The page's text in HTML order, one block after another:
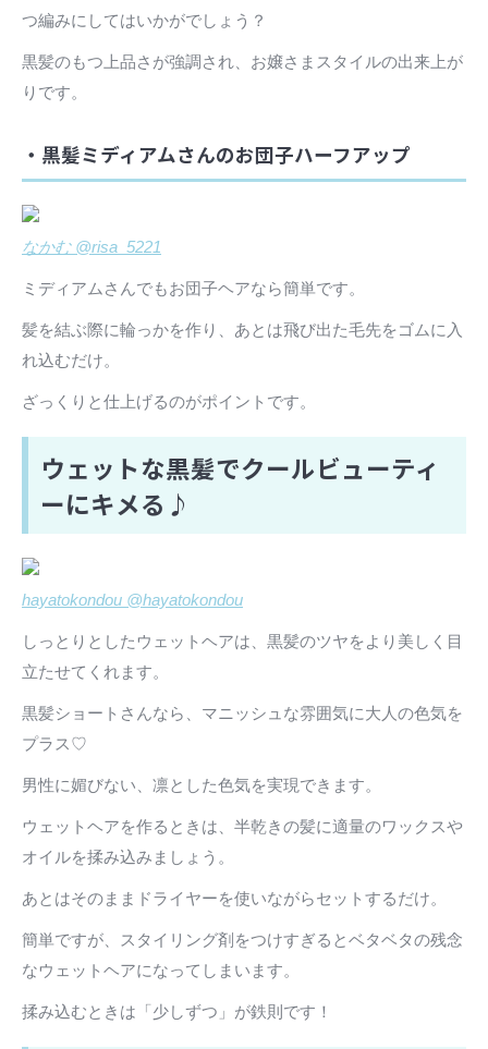
つ編みにしてはいかがでしょう？
黒髪のもつ上品さが強調され、お嬢さまスタイルの出来上が
りです。
・黒髪ミディアムさんのお団子ハーフアップ
なかむ @risa_5221
ミディアムさんでもお団子ヘアなら簡単です。
髪を結ぶ際に輪っかを作り、あとは飛び出た毛先をゴムに入
れ込むだけ。
ざっくりと仕上げるのがポイントです。
ウェットな黒髪でクールビューティ
ーにキメる♪
hayatokondou @hayatokondou
しっとりとしたウェットヘアは、黒髪のツヤをより美しく目
立たせてくれます。
黒髪ショートさんなら、マニッシュな雰囲気に大人の色気を
プラス♡
男性に媚びない、凛とした色気を実現できます。
ウェットヘアを作るときは、半乾きの髪に適量のワックスや
オイルを揉み込みましょう。
あとはそのままドライヤーを使いながらセットするだけ。
簡単ですが、スタイリング剤をつけすぎるとベタベタの残念
なウェットヘアになってしまいます。
揉み込むときは「少しずつ」が鉄則です！